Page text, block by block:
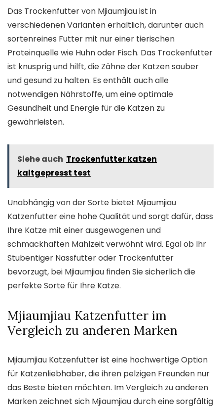
Das Trockenfutter von Mjiaumjiau ist in
verschiedenen Varianten erhältlich, darunter auch
sortenreines Futter mit nur einer tierischen
Proteinquelle wie Huhn oder Fisch. Das Trockenfutter
ist knusprig und hilft, die Zähne der Katzen sauber
und gesund zu halten. Es enthält auch alle
notwendigen Nährstoffe, um eine optimale
Gesundheit und Energie für die Katzen zu
gewährleisten.
Siehe auch Trockenfutter katzen
kaltgepresst test
Unabhängig von der Sorte bietet Mjiaumjiau
Katzenfutter eine hohe Qualität und sorgt dafür, dass
Ihre Katze mit einer ausgewogenen und
schmackhaften Mahlzeit verwöhnt wird. Egal ob Ihr
Stubentiger Nassfutter oder Trockenfutter
bevorzugt, bei Mjiaumjiau finden Sie sicherlich die
perfekte Sorte für Ihre Katze.
Mjiaumjiau Katzenfutter im
Vergleich zu anderen Marken
Mjiaumjiau Katzenfutter ist eine hochwertige Option
für Katzenliebhaber, die ihren pelzigen Freunden nur
das Beste bieten möchten. Im Vergleich zu anderen
Marken zeichnet sich Mjiaumjiau durch eine sorgfältig